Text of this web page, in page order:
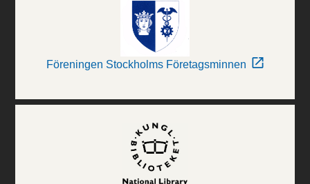
Föreningen Stockholms Företagsminnen